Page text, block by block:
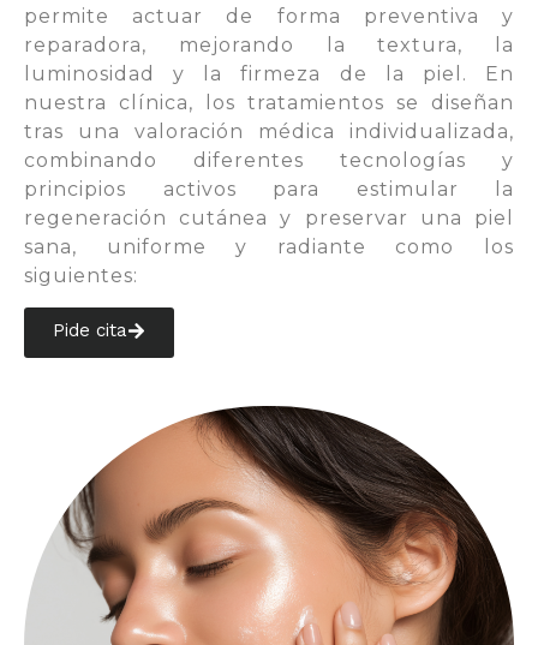
permite actuar de forma preventiva y
reparadora, mejorando la textura, la
luminosidad y la firmeza de la piel. En
nuestra clínica, los tratamientos se diseñan
tras una valoración médica individualizada,
combinando diferentes tecnologías y
principios activos para estimular la
regeneración cutánea y preservar una piel
sana, uniforme y radiante como los
siguientes:
Pide cita